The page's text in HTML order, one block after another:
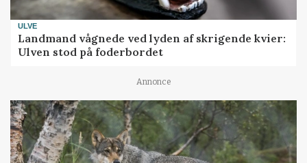
ULVE
Landmand vågnede ved lyden af skrigende kvier:
Ulven stod på foderbordet
Annonce